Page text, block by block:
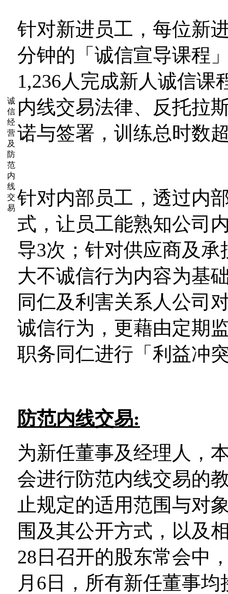
诚
信
经
营
及
防
范
内
线
交
易
针对新进员工，每位新
分钟的「诚信宣导课程
1,236人完成新人诚信
内线交易法律、反托拉
诺与签署，训练总时数
针对内部员工，透过内
式，让员工能熟知公司
导3次；针对供应商及
大不诚信行为内容为基
同仁及利害关系人公司
诚信行为，更藉由定期
职务同仁进行「利益冲
防范内线交易:
为新任董事及经理人，
会进行防范内线交易的
止规定的适用范围与对
围及其公开方式，以及
28日召开的股东常会中
月6日，所有新任董事